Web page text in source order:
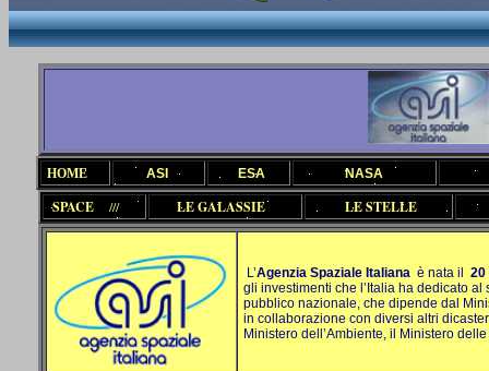
HOME ASI ESA NASA
SPACE /// LE GALASSIE LE STELLE
L’Agenzia Spaziale Italiana è nata il
20
gli investimenti che l’Italia ha dedicato al
pubblico nazionale, che dipende dal
in collaborazione con diversi altri
Ministero dell’Ambiente, il